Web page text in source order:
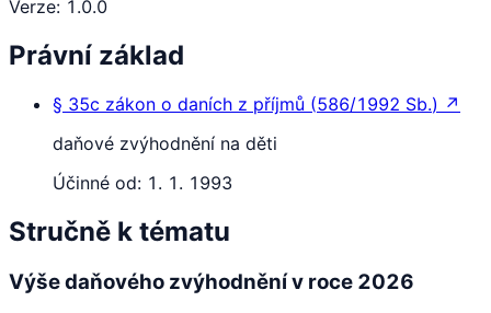
Verze: 1.0.0
Právní základ
§ 35c zákon o daních z příjmů (586/1992 Sb.) ↗
daňové zvýhodnění na děti
Účinné od: 1. 1. 1993
Stručně k tématu
Výše daňového zvýhodnění v roce 2026